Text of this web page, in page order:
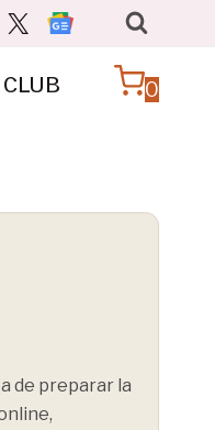
CLUB 0
de preparar la